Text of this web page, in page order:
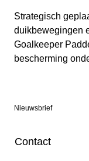
Strategisch
duikbewegingen
Goalkeeper
bescherming
Nieuwsbrief
Contact